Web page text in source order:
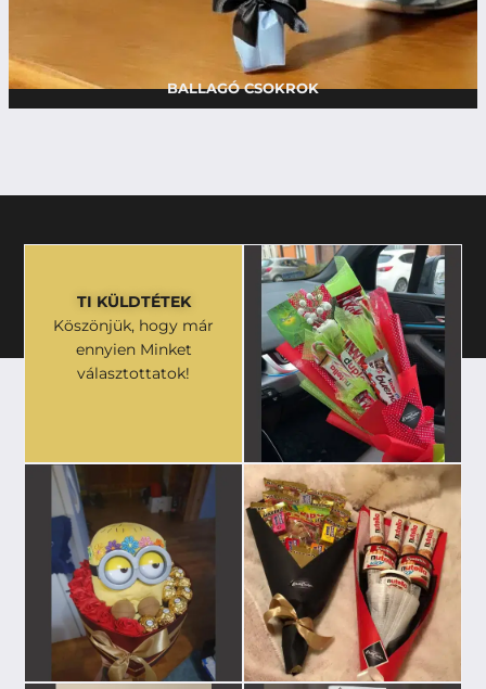
BALLAGÓ CSOKROK
TI KÜLDTÉTEK
Köszönjük, hogy már
ennyien Minket
választottatok!